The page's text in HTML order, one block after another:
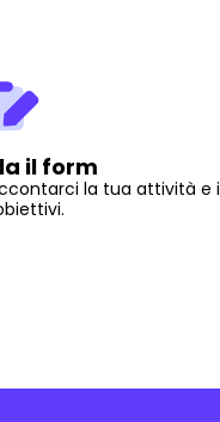
il form
la tua attività e i